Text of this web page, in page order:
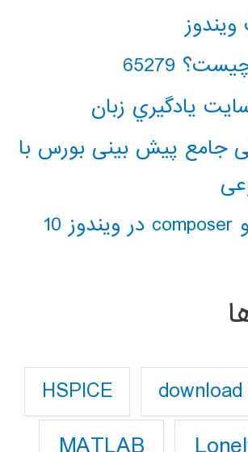
65279
يادگيري زبان
جامع پیش بینی بورس با
HSPICE